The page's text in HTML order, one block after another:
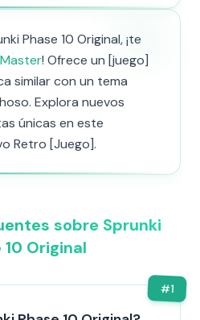
Phase 10 Original, ¡te
! Ofrece un [juego]
similar con un tema
Explora nuevos
únicas en este
Retro [Juego].
sobre Sprunki
10 Original
#1